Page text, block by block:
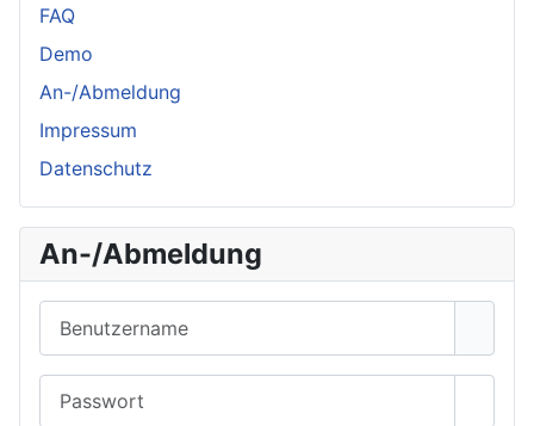
FAQ
Demo
An-/Abmeldung
Impressum
Datenschutz
An-/Abmeldung